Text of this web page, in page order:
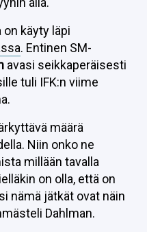
käyty läpi
. Entinen SM-
avasi seikkaperäisesti
tuli IFK:n viime
määrä
Niin onko ne
millään tavalla
on olla, että on
nämä jätkät ovat näin
Dahlman.